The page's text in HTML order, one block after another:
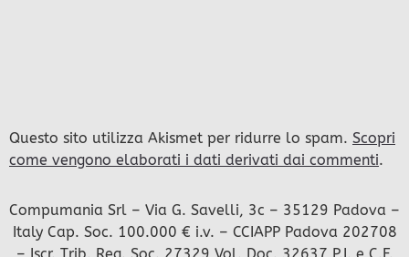
Questo sito utilizza Akismet per ridurre lo spam. Scopri
come vengono elaborati i dati derivati dai commenti.
Compumania Srl – Via G. Savelli, 3c – 35129 Padova –
Italy Cap. Soc. 100.000 € i.v. – CCIAPP Padova 202708